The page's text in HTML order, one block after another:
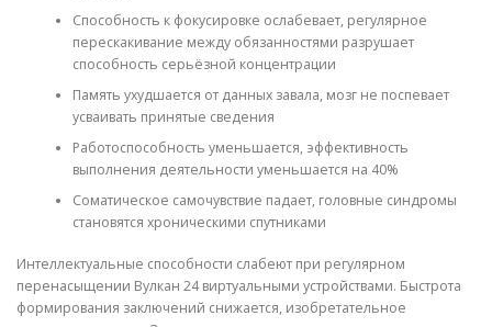
Способность к фокусировке ослабевает, регулярное
перескакивание между обязанностями разрушает
способность серьёзной концентрации
Память ухудшается от данных завала, мозг не поспевает
усваивать принятые сведения
Работоспособность уменьшается, эффективность
выполнения деятельности уменьшается на 40%
Соматическое самочувствие падает, головные синдромы
становятся хроническими спутниками
Интеллектуальные способности слабеют при регулярном
перенасыщении Вулкан 24 виртуальными устройствами. Быстрота
формирования заключений снижается, изобретательное